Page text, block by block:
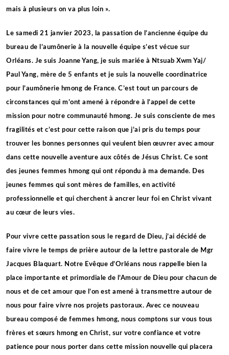
mais à plusieurs on va plus loin ».
Le samedi 21 janvier 2023, la passation de l’ancienne équipe du
bureau de l’aumônerie à la nouvelle équipe s’est vécue sur
Orléans. Je suis Joanne Yang, je suis mariée à Ntsuab Xwm Yaj/
Paul Yang, mère de 5 enfants et je suis la nouvelle coordinatrice
pour l’aumônerie hmong de France. C’est tout un parcours de
circonstances qui m’ont amené à répondre à l’appel de cette
mission pour notre communauté hmong. Je suis consciente de mes
fragilités et c’est pour cette raison que j’ai pris du temps pour
trouver les bonnes personnes qui veulent bien œuvrer avec amour
dans cette nouvelle aventure aux côtés de Jésus Christ. Ce sont
des jeunes femmes hmong qui ont répondu à ma demande. Des
jeunes femmes qui sont mères de familles, en activité
professionnelle et qui cherchent à ancrer leur foi en Christ vivant
au cœur de leurs vies.
Pour vivre cette passation sous le regard de Dieu, j’ai décidé de
faire vivre le temps de prière autour de la lettre pastorale de Mgr
Jacques Blaquart. Notre Evêque d’Orléans nous rappelle bien la
place importante et primordiale de l’Amour de Dieu pour chacun de
nous et de cet amour que l’on est amené à transmettre autour de
nous pour faire vivre nos projets pastoraux. Avec ce nouveau
bureau composé de femmes hmong, nous comptons sur vous tous
frères et sœurs hmong en Christ, sur votre confiance et votre
patience pour nous porter dans cette mission nouvelle qui placera